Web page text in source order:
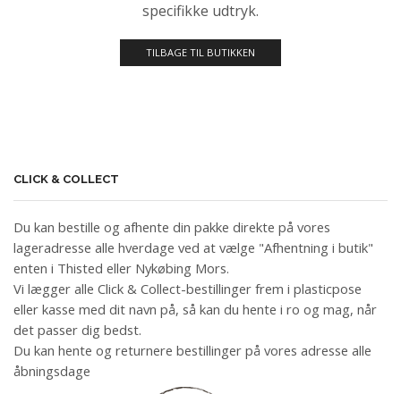
specifikke udtryk.
TILBAGE TIL BUTIKKEN
CLICK & COLLECT
Du kan bestille og afhente din pakke direkte på vores
lageradresse alle hverdage ved at vælge "Afhentning i butik"
enten i Thisted eller Nykøbing Mors.
Vi lægger alle Click & Collect-bestillinger frem i plasticpose
eller kasse med dit navn på, så kan du hente i ro og mag, når
det passer dig bedst.
Du kan hente og returnere bestillinger på vores adresse alle
åbningsdage